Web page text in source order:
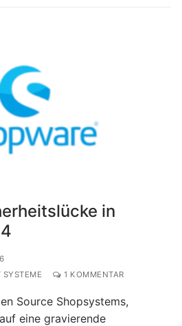
in
1 KOMMENTAR
Source Shopsystems,
eine gravierende